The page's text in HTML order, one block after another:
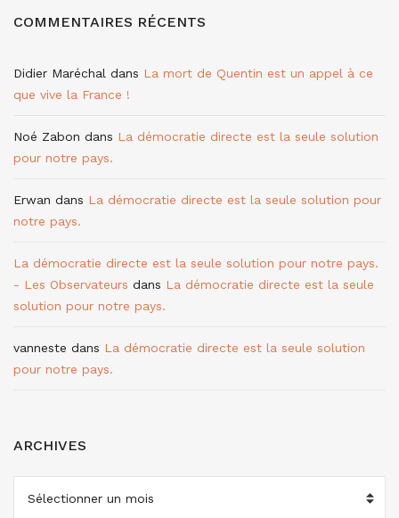
COMMENTAIRES RÉCENTS
Didier Maréchal dans La mort de Quentin est un appel à ce
que vive la France !
Noé Zabon dans La démocratie directe est la seule solution
pour notre pays.
Erwan dans La démocratie directe est la seule solution pour
notre pays.
La démocratie directe est la seule solution pour notre pays.
- Les Observateurs dans La démocratie directe est la seule
solution pour notre pays.
vanneste dans La démocratie directe est la seule solution
pour notre pays.
ARCHIVES